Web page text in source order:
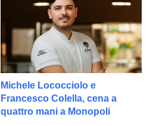
Michele Lococciolo e
Francesco Colella, cena a
quattro mani a Monopoli